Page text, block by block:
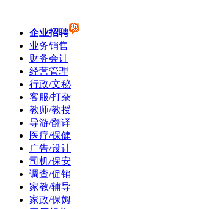
企业招聘
业务销售
财务会计
经营管理
行政/文秘
客服/打杂
教师/教授
导游/翻译
医疗/保健
广告/设计
司机/保安
调查/促销
家教/辅导
家政/保姆